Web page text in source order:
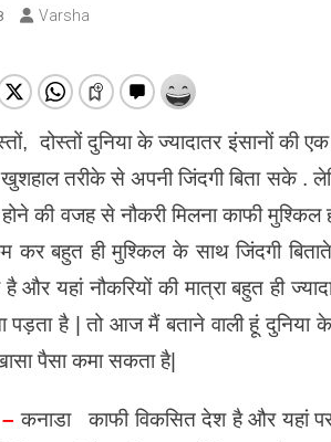
Varsha
दोस्तों दुनिया के ज्यादातर इंसानों की
तरीके से अपनी जिंदगी बिता सके .
की वजह से नौकरी मिलना काफी मुश्किल
बहुत ही मुश्किल के साथ जिंदगी
और यहां नौकरियों की मात्रा बहुत ही
पड़ता है | तो आज मैं बताने वाली हूं
खासा पैसा कमा सकता है|
कनाडा काफी विकसित देश है और यहां पर